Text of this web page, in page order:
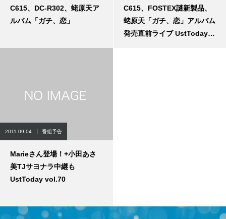
C615、DC-R302、蛯原天ア
ルバム「ガチ、恋」
C615、FOSTEX謎新製品、
蛯原天「ガチ、恋」アルバム
発売直前ライブ UstToday
2011.09.04 番組予告
Marieさん登場！+小田あさ
美TJサヨナラ中継も
UstToday vol.70